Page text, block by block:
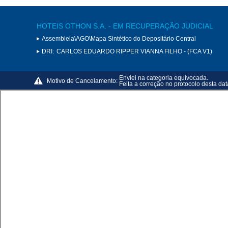
HOTEIS OTHON S.A. - EM RECUPERAÇÃO JUDICIAL
Assembleia\AGO\Mapa Sintético do Depositário Central
DRI: CARLOS EDUARDO RIPPER VIANNA FILHO - (FCA V1)
Motivo de Cancelamento: Enviei na categoria equivocada.
Feita a correção no protocolo desta